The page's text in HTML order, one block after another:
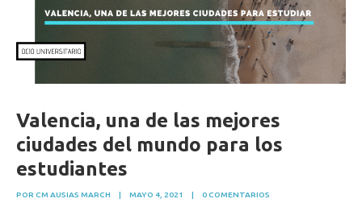
Valencia, una de las mejores
ciudades del mundo para los
estudiantes
POR CM AUSIAS MARCH | MAYO 4, 2021 | 0 COMENTARIOS